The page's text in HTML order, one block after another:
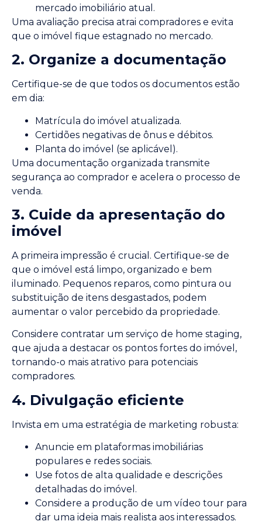
mercado imobiliário atual.
Uma avaliação precisa atrai compradores e evita
que o imóvel fique estagnado no mercado.
2. Organize a documentação
Certifique-se de que todos os documentos estão
em dia:
Matrícula do imóvel atualizada.
Certidões negativas de ônus e débitos.
Planta do imóvel (se aplicável).
Uma documentação organizada transmite
segurança ao comprador e acelera o processo de
venda.
3. Cuide da apresentação do
imóvel
A primeira impressão é crucial. Certifique-se de
que o imóvel está limpo, organizado e bem
iluminado. Pequenos reparos, como pintura ou
substituição de itens desgastados, podem
aumentar o valor percebido da propriedade.
Considere contratar um serviço de home staging,
que ajuda a destacar os pontos fortes do imóvel,
tornando-o mais atrativo para potenciais
compradores.
4. Divulgação eficiente
Invista em uma estratégia de marketing robusta:
Anuncie em plataformas imobiliárias
populares e redes sociais.
Use fotos de alta qualidade e descrições
detalhadas do imóvel.
Considere a produção de um vídeo tour para
dar uma ideia mais realista aos interessados.